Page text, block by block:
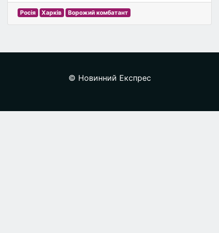
Росія Харків Ворожий комбатант
© Новинний Експрес